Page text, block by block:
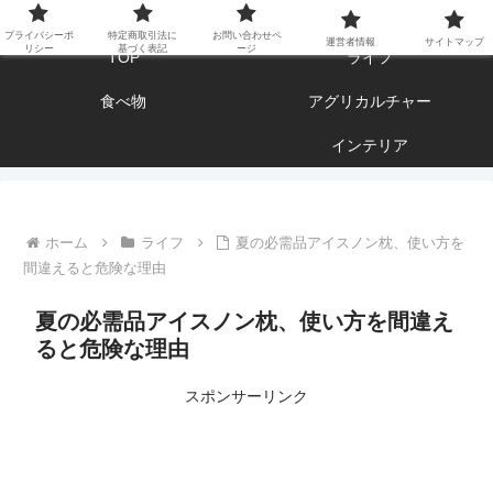
エンジョイ ブログライフ
TOP ライフ
食べ物 アグリカルチャー
インテリア
ホーム ライフ
夏の必需品アイスノン枕、使い方を
間違えると危険な理由
夏の必需品アイスノン枕、使い方を間違え
ると危険な理由
スポンサーリンク
プライバシーポ
リシー
特定商取引法に
基づく表記
お問い合わせペ
ージ
運営者情報 サイトマップ